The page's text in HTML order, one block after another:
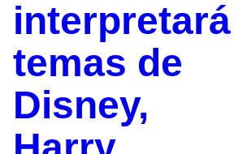
interpretará
temas de
Disney,